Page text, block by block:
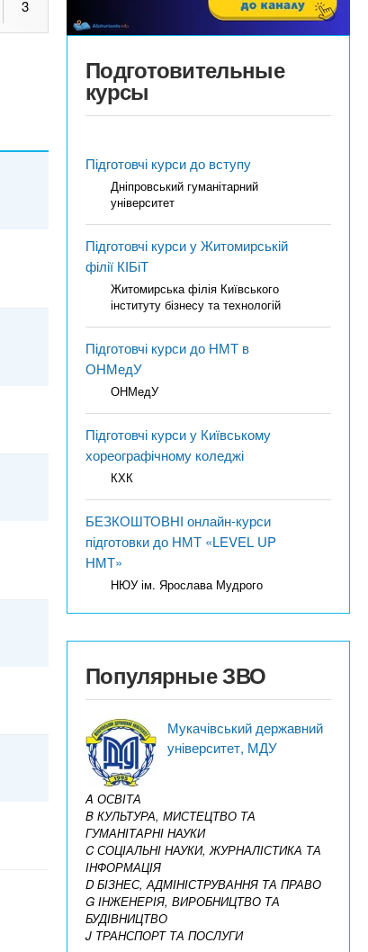
3
Подготовительные
курсы
Підготовчі курси до вступу
Дніпровський гуманітарний
університет
Підготовчі курси у Житомирській
філії КІБіТ
Житомирська філія Київського
інституту бізнесу та технологій
Підготовчі курси до НМТ в
ОНМедУ
ОНМедУ
Підготовчі курси у Київському
хореографічному коледжі
КХК
БЕЗКОШТОВНІ онлайн-курси
підготовки до НМТ «LEVEL UP
НМТ»
НЮУ ім. Ярослава Мудрого
Популярные ЗВО
Мукачівський державний
університет, МДУ
A ОСВІТА
B КУЛЬТУРА, МИСТЕЦТВО ТА
ГУМАНІТАРНІ НАУКИ
C СОЦІАЛЬНІ НАУКИ, ЖУРНАЛІСТИКА ТА
ІНФОРМАЦІЯ
D БІЗНЕС, АДМІНІСТРУВАННЯ ТА ПРАВО
G ІНЖЕНЕРІЯ, ВИРОБНИЦТВО ТА
БУДІВНИЦТВО
J ТРАНСПОРТ ТА ПОСЛУГИ